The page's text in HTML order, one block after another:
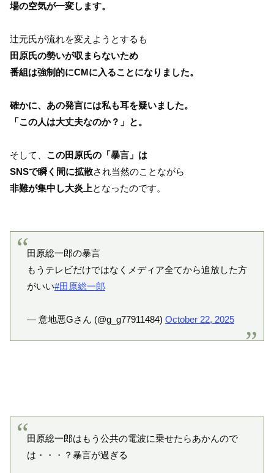
場の空気が一変します。
辻元氏が流れを変えようとするも
田原氏の勢いが収まらないため
番組は強制的にCMに入ることになりました。
確かに、あの発言には私も耳を疑いました。
「この人は大丈夫なのか？」と。
そして、 この田原氏の「暴言」は
SNSで瞬く間に拡散され当然のことながら
非難が集中し大炎上となったのです。
田原総一郎の暴言
もうテレビだけではなくメディア全てから追放した方
がいい#田原総一郎
— 意地悪Gさん (@g_g77911484) October 22, 2025
田原総一郎はもう公共の電波に乗せたらあかんので
は・・・？暴言が過ぎる